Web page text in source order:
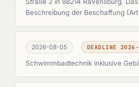
Beschreibung der Beschaffung
2026-08-05 DEADLINE
Schwimmbadtechnik inklusive